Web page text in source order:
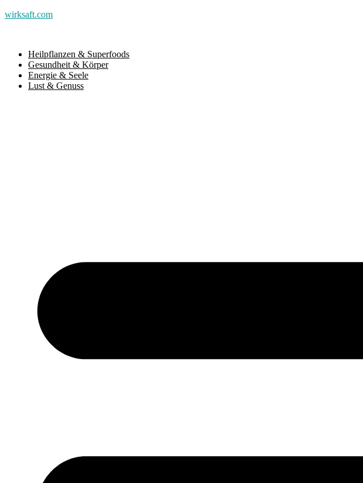
wirksaft.com
Heilpflanzen & Superfoods
Gesundheit & Körper
Energie & Seele
Lust & Genuss